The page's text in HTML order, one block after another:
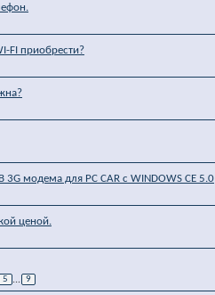
FI приобрести?
3G модема для PC CAR c WINDOWS CE 5.0
ценой.
5 ... 9